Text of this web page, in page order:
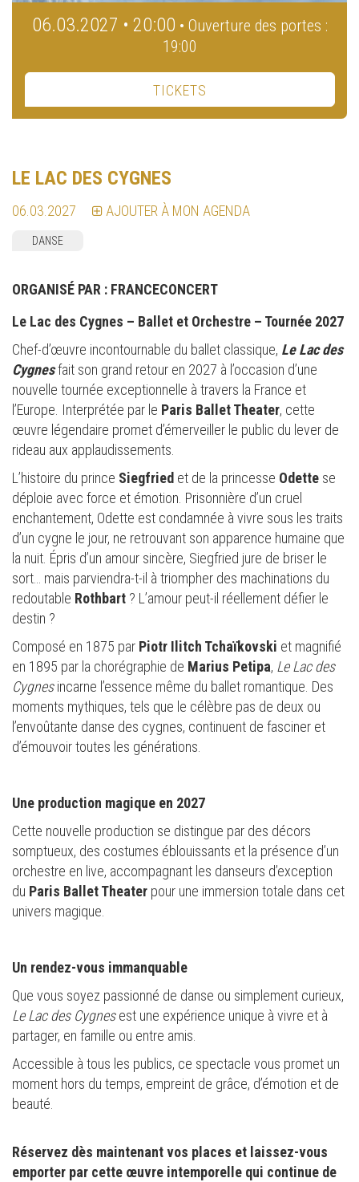
06.03.2027 • 20:00 • Ouverture des portes :
19:00
TICKETS
LE LAC DES CYGNES
06.03.2027 AJOUTER À MON AGENDA
DANSE
ORGANISÉ PAR : FRANCECONCERT
Le Lac des Cygnes – Ballet et Orchestre – Tournée 2027
Chef-d’œuvre incontournable du ballet classique, Le Lac des
Cygnesfait son grand retour en 2027 à l’occasion d’une
nouvelle tournée exceptionnelle à travers la France et
l’Europe. Interprétée par le Paris Ballet Theater, cette
œuvre légendaire promet d’émerveiller le public du lever de
rideau aux applaudissements.
L’histoire du prince Siegfried et de la princesse Odette se
déploie avec force et émotion. Prisonnière d’un cruel
enchantement, Odette est condamnée à vivre sous les traits
d’un cygne le jour, ne retrouvant son apparence humaine que
la nuit. Épris d’un amour sincère, Siegfried jure de briser le
sort… mais parviendra-t-il à triompher des machinations du
redoutable Rothbart ? L’amour peut-il réellement défier le
destin ?
Composé en 1875 par Piotr Ilitch Tchaïkovski et magnifié
en 1895 par la chorégraphie de Marius Petipa, Le Lac des
Cygnesincarne l’essence même du ballet romantique. Des
moments mythiques, tels que le célèbre pas de deux ou
l’envoûtante danse des cygnes, continuent de fasciner et
d’émouvoir toutes les générations.
Une production magique en 2027
Cette nouvelle production se distingue par des décors
somptueux, des costumes éblouissants et la présence d’un
orchestre en live, accompagnant les danseurs d’exception
du Paris Ballet Theater pour une immersion totale dans cet
univers magique.
Un rendez-vous immanquable
Que vous soyez passionné de danse ou simplement curieux,
Le Lac des Cygnesest une expérience unique à vivre et à
partager, en famille ou entre amis.
Accessible à tous les publics, ce spectacle vous promet un
moment hors du temps, empreint de grâce, d’émotion et de
beauté.
Réservez dès maintenant vos places et laissez-vous
emporter par cette œuvre intemporelle qui continue de